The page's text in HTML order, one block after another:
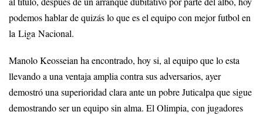
podemos hablar de quizás lo que es el equipo con mejor futbol en
la Liga Nacional.
Manolo Keosseian ha encontrado, hoy si, al equipo que lo esta
llevando a una ventaja amplia contra sus adversarios, ayer
demostró una superioridad clara ante un pobre Juticalpa que sigue
demostrando ser un equipo sin alma. El Olimpia, con jugadores